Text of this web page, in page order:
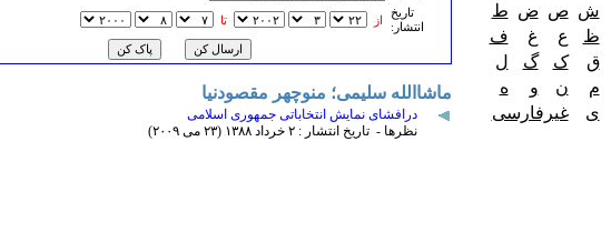
تاريخ
انتشار:
از تا
ماشاالله سلیمی؛ منوچهر مقصودنیا
درافشای نمایش انتخاباتی جمهوری اسلامی
نظرها - تاریخ انتشار : ۲ خرداد ۱٣٨٨ (۲٣ می ۲۰۰۹)
ش ص ض ط
ظ
ع غ
ف
ق
ک گ
ل
م
ن و
ه
ی
غیرفارسی